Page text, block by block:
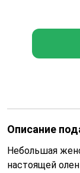
Описание
Небольшая
настоящей